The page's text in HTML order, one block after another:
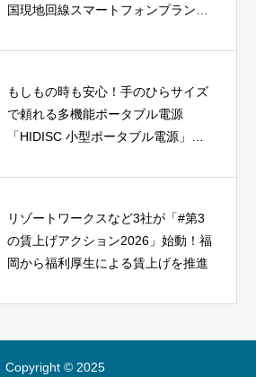
国現地回線スマートフォンプラン」
もしもの時も安心！手のひらサイズ
で頼れる多機能ポータブル電源
「HIDISC 小型ポータブル電源」登
リゾートワークスなど3社が「#第3
の賃上げアクション2026」始動！福
岡から福利厚生による賃上げを推進
Copyright © 2025